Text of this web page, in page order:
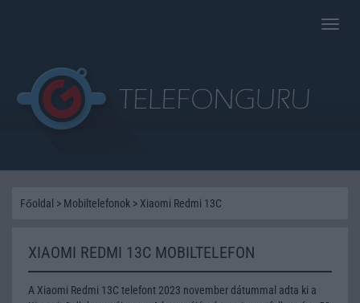
Toggle
Főoldal > Mobiltelefonok > Xiaomi Redmi 13C
XIAOMI REDMI 13C MOBILTELEFON
A Xiaomi Redmi 13C telefont 2023 november dátummal adta ki a